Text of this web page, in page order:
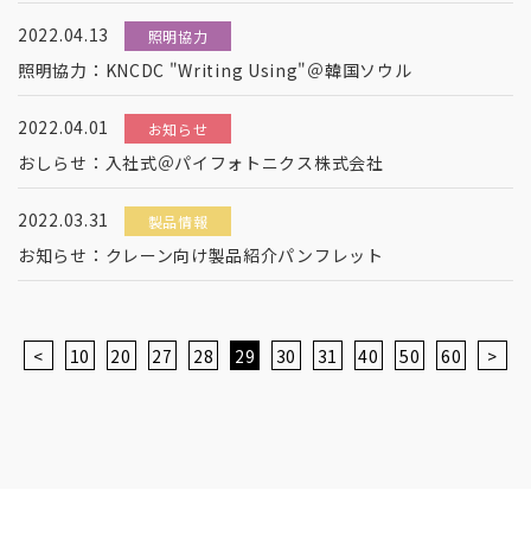
2022.04.13 照明協力
照明協力：KNCDC "Writing Using"＠韓国ソウル
2022.04.01 お知らせ
おしらせ：入社式＠パイフォトニクス株式会社
2022.03.31 製品情報
お知らせ：クレーン向け製品紹介パンフレット
< 10 20 27 28 29 30 31 40 50 60 >